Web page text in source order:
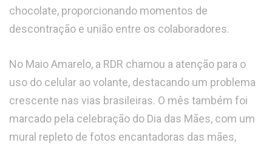
chocolate, proporcionando momentos de
descontração e união entre os colaboradores.
No Maio Amarelo, a RDR chamou a atenção para o
uso do celular ao volante, destacando um problema
crescente nas vias brasileiras. O mês também foi
marcado pela celebração do Dia das Mães, com um
mural repleto de fotos encantadoras das mães,